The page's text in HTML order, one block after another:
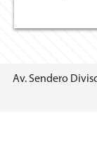
Av. Sendero